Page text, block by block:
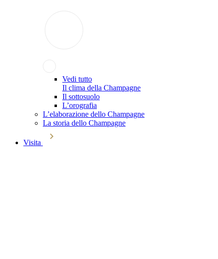
Vedi tutto
Il clima della Champagne
Il sottosuolo
L’orografia
L’elaborazione dello Champagne
La storia dello Champagne
Visita